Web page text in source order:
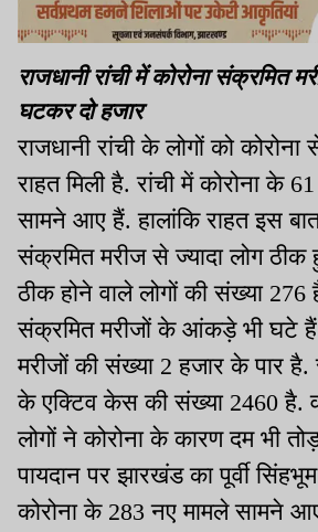
राजधानी रांची में कोरोना संक्रमित
घटकर दो हजार
राजधानी रांची के लोगों को कोरोना
राहत मिली है. रांची में कोरोना के
सामने आए हैं. हालांकि राहत इस
संक्रमित मरीज से ज्यादा लोग ठीक
ठीक होने वाले लोगों की संख्या 276
संक्रमित मरीजों के आंकड़े भी घटे
मरीजों की संख्या 2 हजार के पार है.
के एक्टिव केस की संख्या 2460 है.
लोगों ने कोरोना के कारण दम भी
पायदान पर झारखंड का पूर्वी
कोरोना के 283 नए मामले सामने